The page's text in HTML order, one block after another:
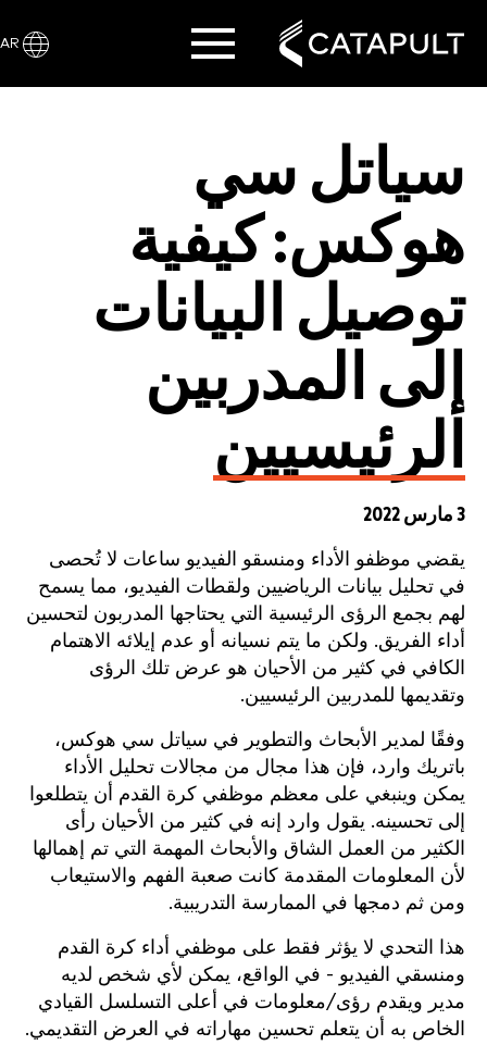
سياتل سي
هوكس: كيفية
توصيل البيانات
إلى المدربين
الرئيسيين
3 مارس 2022
يقضي موظفو الأداء ومنسقو الفيديو ساعات لا تُحصى
في تحليل بيانات الرياضيين ولقطات الفيديو، مما يسمح
لهم بجمع الرؤى الرئيسية التي يحتاجها المدربون لتحسين
أداء الفريق. ولكن ما يتم نسيانه أو عدم إيلائه الاهتمام
الكافي في كثير من الأحيان هو عرض تلك الرؤى
وتقديمها للمدربين الرئيسيين.
وفقًا لمدير الأبحاث والتطوير في سياتل سي هوكس،
باتريك وارد، فإن هذا مجال من مجالات تحليل الأداء
يمكن وينبغي على معظم موظفي كرة القدم أن يتطلعوا
إلى تحسينه. يقول وارد إنه في كثير من الأحيان رأى
الكثير من العمل الشاق والأبحاث المهمة التي تم إهمالها
لأن المعلومات المقدمة كانت صعبة الفهم والاستيعاب
ومن ثم دمجها في الممارسة التدريبية.
هذا التحدي لا يؤثر فقط على موظفي أداء كرة القدم
ومنسقي الفيديو - في الواقع، يمكن لأي شخص لديه
مدير ويقدم رؤى/معلومات في أعلى التسلسل القيادي
الخاص به أن يتعلم تحسين مهاراته في العرض التقديمي.